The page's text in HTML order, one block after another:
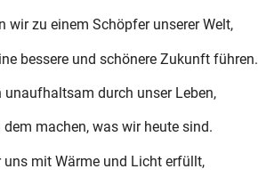
wir zu einem Schöpfer unserer Welt,
bessere und schönere Zukunft führen.
unaufhaltsam durch unser Leben,
machen, was wir heute sind.
uns mit Wärme und Licht erfüllt,